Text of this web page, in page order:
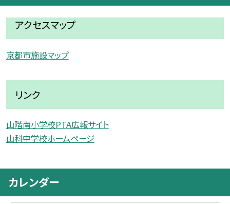
アクセスマップ
京都市施設マップ
リンク
山階南小学校PTA広報サイト
山科中学校ホームページ
カレンダー